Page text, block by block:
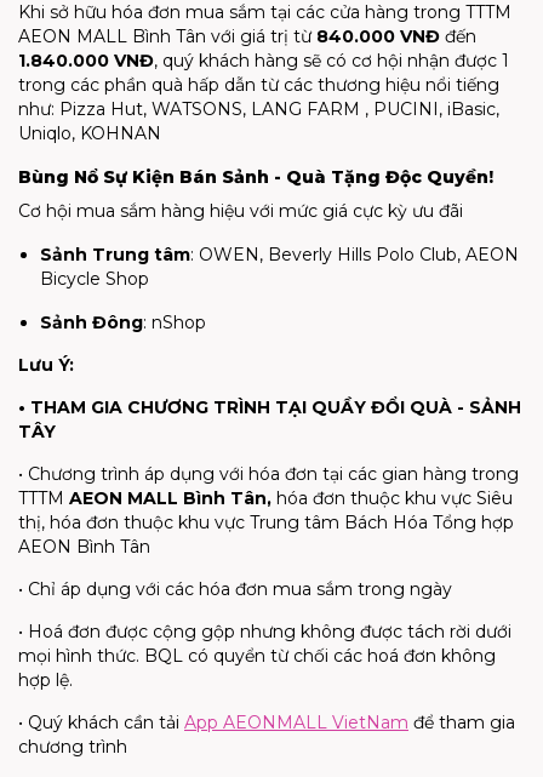
Khi sở hữu hóa đơn mua sắm tại các cửa hàng trong TTTM
AEON MALL Bình Tân với giá trị từ 840.000 VNĐ đến
1.840.000 VNĐ, quý khách hàng sẽ có cơ hội nhận được 1
trong các phần quà hấp dẫn từ các thương hiệu nổi tiếng
như: Pizza Hut, WATSONS, LANG FARM , PUCINI, iBasic,
Uniqlo, KOHNAN
Bùng Nổ Sự Kiện Bán Sảnh - Quà Tặng Độc Quyền!
Cơ hội mua sắm hàng hiệu với mức giá cực kỳ ưu đãi
Sảnh Trung tâm: OWEN, Beverly Hills Polo Club, AEON
Bicycle Shop
Sảnh Đông: nShop
Lưu Ý:
• THAM GIA CHƯƠNG TRÌNH TẠI QUẦY ĐỔI QUÀ - SẢNH
TÂY
• Chương trình áp dụng với hóa đơn tại các gian hàng trong
TTTM AEON MALL Bình Tân, hóa đơn thuộc khu vực Siêu
thị, hóa đơn thuộc khu vực Trung tâm Bách Hóa Tổng hợp
AEON Bình Tân
• Chỉ áp dụng với các hóa đơn mua sắm trong ngày
• Hoá đơn được cộng gộp nhưng không được tách rời dưới
mọi hình thức. BQL có quyển từ chối các hoá đơn không
hợp lệ.
• Quý khách cần tải App AEONMALL VietNam để tham gia
chương trình